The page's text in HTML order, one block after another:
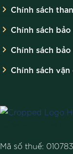
Chính sách
Chính sách
Chính sách
Chính sách vận
Mã số thuế: